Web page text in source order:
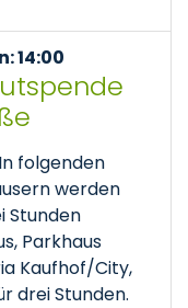
14:00
folgenden
werden
Stunden
Parkhaus
Kaufhof/City,
drei Stunden.